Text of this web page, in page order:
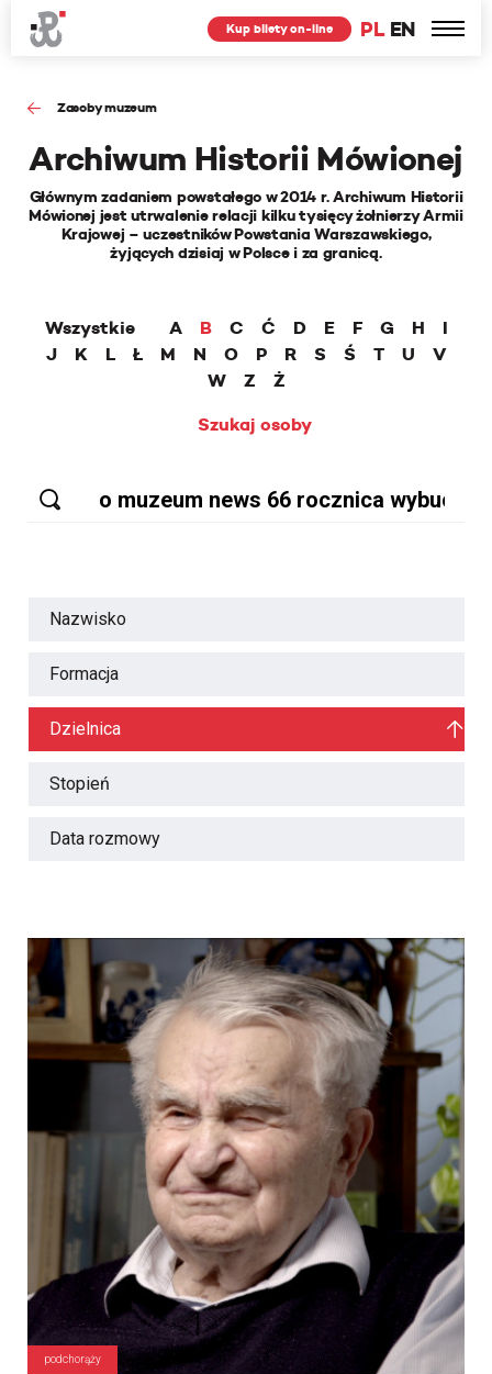
PL EN
Kup bilety on-line
Zasoby muzeum
Archiwum Historii Mówionej
Głównym zadaniem powstałego w 2014 r. Archiwum Historii
Mówionej jest utrwalenie relacji kilku tysięcy żołnierzy Armii
Krajowej – uczestników Powstania Warszawskiego,
żyjących dzisiaj w Polsce i za granicą.
Wszystkie A B C Ć D E F G H
I
J
K L Ł M N O P R S Ś T U
V
W
Z
Ż
Szukaj osoby
Nazwisko
Formacja
Dzielnica
Stopień
Data rozmowy
podchorąży